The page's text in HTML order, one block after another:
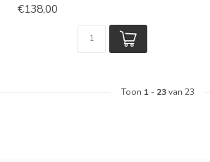
€138,00
Toon 1 - 23van 23